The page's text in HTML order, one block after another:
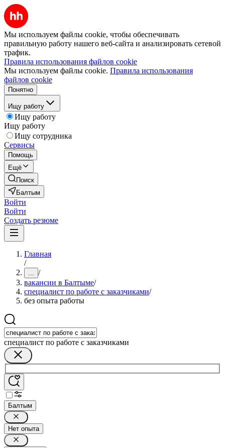
Мы используем файлы cookie, чтобы обеспечивать
правильную работу нашего веб-сайта и анализировать сетевой
трафик.
Правила использования файлов cookie
Мы используем файлы cookie. Правила использования
файлов cookie
Понятно
Ищу работу
Ищу работу
Ищу работу
Ищу сотрудника
Сервисы
Помощь
Ещё
Поиск
Балтым
Войти
Войти
Создать резюме
Главная
/
... /
вакансии в Балтыме/
специалист по работе с заказчиками/
без опыта работы
специалист по работе с заказчиками
Балтым
Нет опыта